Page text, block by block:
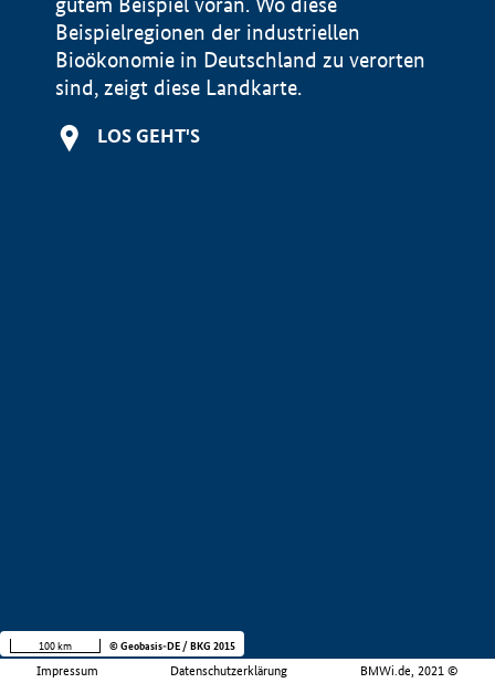
Beispielregionen der industriellen
Bioökonomie in Deutschland zu verorten
sind, zeigt diese Landkarte.
LOS GEHT'S
Impressum Datenschutzerklärung BMWi.de, 2021 ©
100 km © Geobasis-DE / BKG 2015